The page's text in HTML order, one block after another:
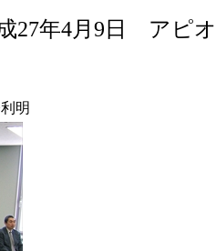
27年4月9日 アピ
明